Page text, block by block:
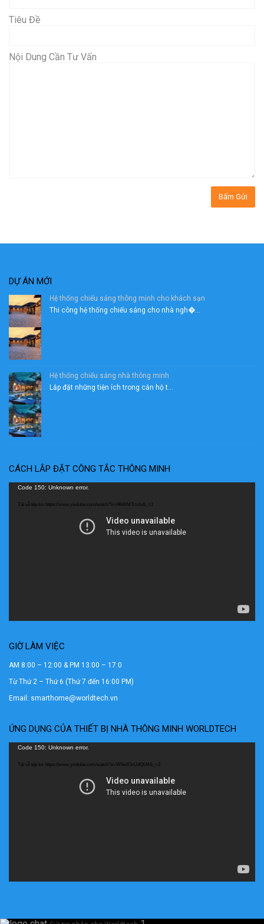
Tiêu Đề
Nội Dung Cần Tư Vấn
DỰ ÁN MỚI
Hệ thống chiếu sáng thông minh cho khách sạn
Thi công hệ thống chiếu sáng cho nhà ngh�...
Hệ thống chiếu sáng nhà thông minh
Lắp đặt những tiện ích trong căn hộ t...
CÁCH LẮP ĐẶT CÔNG TẮC THÔNG MINH
Trình
Video
Code 150: Unknown error.
Tải về tệp tin: https://www.youtube.com/watch?v=i9bWMTcixls&_=1
GIỜ LÀM VIỆC
AM 8:00 – 12:00 & PM 13:00 – 17:0
Từ Thứ 2 – Thứ 6 (Thứ 7 đến 16:00 PM)
Email: smarthome@worldtech.vn
ỨNG DỤNG CỦA THIẾT BỊ NHÀ THÔNG MINH WORLDTECH
Trình
Video
Code 150: Unknown error.
Tải về tệp tin: https://www.youtube.com/watch?v=W9e2OxUdQLM&_=2